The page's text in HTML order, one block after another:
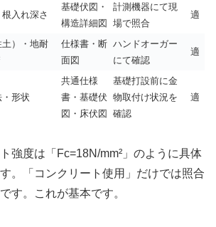
入れ深さ
基礎伏図・
構造詳細図
計測機器にて現
場で照合
適
）・地耐
仕様書・断
面図
ハンドオーガー
にて確認
適
形状
共通仕様
書・基礎伏
図・床伏図
基礎打設前に金
物取付け状況を
確認
適
強度は「Fc=18N/mm²」のように具体
。「コンクリート使用」だけでは照合
す。これが基本です。